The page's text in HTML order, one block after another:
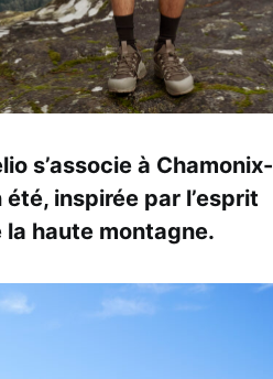
s’associe à Chamonix-
inspirée par l’esprit
la haute montagne.